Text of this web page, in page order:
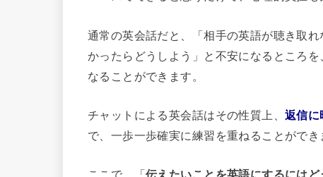
通常の英会話だと、「相手の英語が聴き取
かったらどうしよう」と不安になるところ
なることができます。
チャットによる英会話はその性質上、返信に
で、一歩一歩確実に練習を重ねることができ